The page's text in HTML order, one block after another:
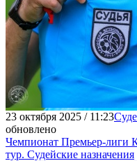
23 октября 2025 / 11:23
обновлено
Чемпионат Премьер-лиги
тур. Судейские назначения